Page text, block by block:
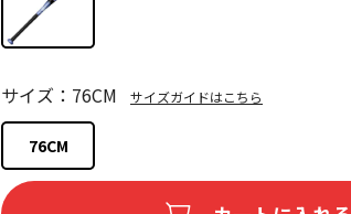
76CM
サイズ：76CM サイズガイドはこちら